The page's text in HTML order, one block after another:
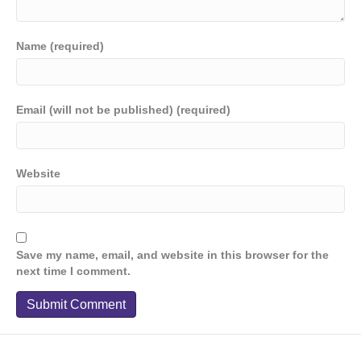
Name (required)
Email (will not be published) (required)
Website
Save my name, email, and website in this browser for the
next time I comment.